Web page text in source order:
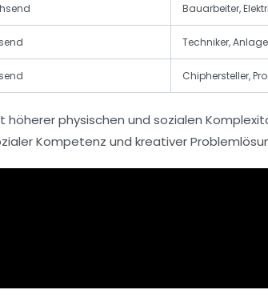
Bauarbeiter,
Techniker,
Chiphersteller,
physischen und sozialen
Kompetenz und kreativer